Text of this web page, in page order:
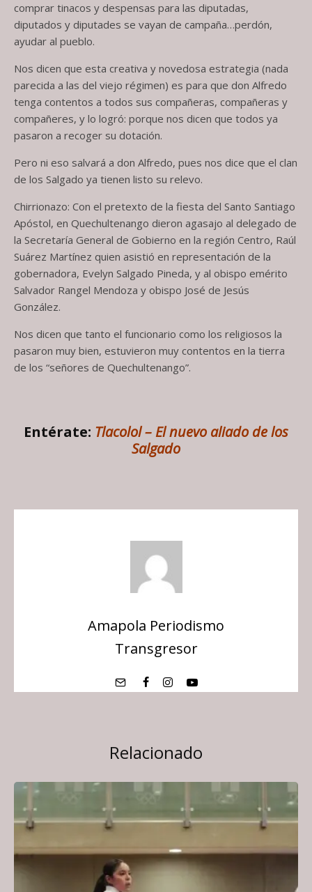
comprar tinacos y despensas para las diputadas,
diputados y diputades se vayan de campaña…perdón,
ayudar al pueblo.
Nos dicen que esta creativa y novedosa estrategia (nada
parecida a las del viejo régimen) es para que don Alfredo
tenga contentos a todos sus compañeras, compañeras y
compañeres, y lo logró: porque nos dicen que todos ya
pasaron a recoger su dotación.
Pero ni eso salvará a don Alfredo, pues nos dice que el clan
de los Salgado ya tienen listo su relevo.
Chirrionazo: Con el pretexto de la fiesta del Santo Santiago
Apóstol, en Quechultenango dieron agasajo al delegado de
la Secretaría General de Gobierno en la región Centro, Raúl
Suárez Martínez quien asistió en representación de la
gobernadora, Evelyn Salgado Pineda, y al obispo emérito
Salvador Rangel Mendoza y obispo José de Jesús
González.
Nos dicen que tanto el funcionario como los religiosos la
pasaron muy bien, estuvieron muy contentos en la tierra
de los “señores de Quechultenango”.
Entérate: Tlacolol – El nuevo aliado de los
Salgado
Amapola Periodismo
Transgresor
Relacionado